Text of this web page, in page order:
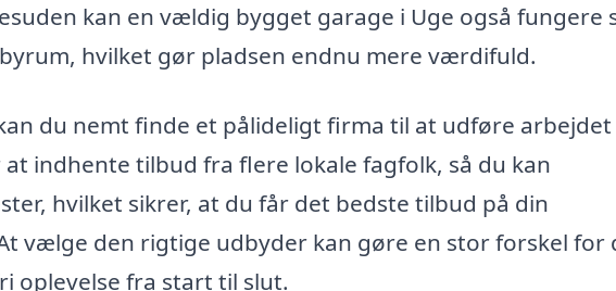
kan en vældig bygget garage i Uge også fungere
hvilket gør pladsen endnu mere værdifuld.
du nemt finde et pålideligt firma til at udføre
indhente tilbud fra flere lokale fagfolk, så du kan
hvilket sikrer, at du får det bedste tilbud på din
vælge den rigtige udbyder kan gøre en stor forskel for
oplevelse fra start til slut.